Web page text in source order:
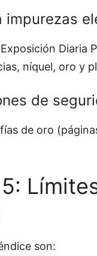
impurezas
Diaria
níquel, oro y
de
de oro
son: